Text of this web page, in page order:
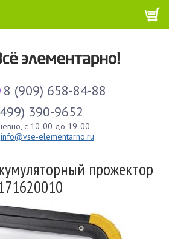
8 (909) 658-84-88
390-9652
с 10-00 до 19-00
info@vse-elementarno.ru
прожектор